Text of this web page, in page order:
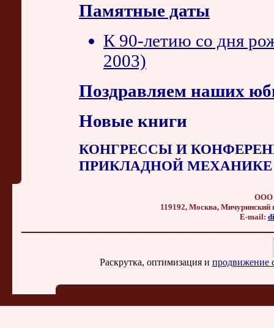
Памятные даты
К 90-летию со дня
2003)
Поздравляем наших
Новые книги
КОНГРЕССЫ И
ПРИКЛАДНОЙ МЕХАНИКЕ
ООО
119192, Москва, Мичуринский
E-mail:
Раскрутка, оптимизация и продвижение